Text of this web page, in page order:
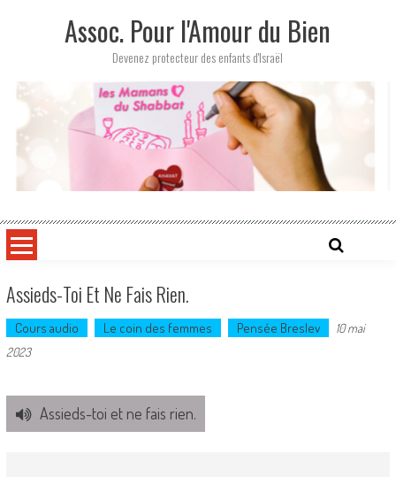
Assoc. Pour l'Amour du Bien
Devenez protecteur des enfants d'Israël
Assieds-Toi Et Ne Fais Rien.
Cours audio Le coin des femmes Pensée Breslev
10 mai
2023
Assieds-toi et ne fais rien.